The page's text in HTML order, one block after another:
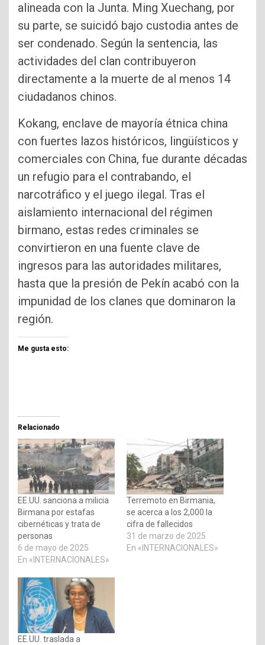
alineada con la Junta. Ming Xuechang, por
su parte, se suicidó bajo custodia antes de
ser condenado. Según la sentencia, las
actividades del clan contribuyeron
directamente a la muerte de al menos 14
ciudadanos chinos.
Kokang, enclave de mayoría étnica china
con fuertes lazos históricos, lingüísticos y
comerciales con China, fue durante décadas
un refugio para el contrabando, el
narcotráfico y el juego ilegal. Tras el
aislamiento internacional del régimen
birmano, estas redes criminales se
convirtieron en una fuente clave de
ingresos para las autoridades militares,
hasta que la presión de Pekín acabó con la
impunidad de los clanes que dominaron la
región.
Me gusta esto:
Relacionado
EE.UU. sanciona a milicia
Birmana por estafas
cibernéticas y trata de
personas
6 de mayo de 2025
En «INTERNACIONALES»
Terremoto en Birmania,
se acerca a los 2,000 la
cifra de fallecidos
31 de marzo de 2025
En «INTERNACIONALES»
EE.UU. traslada a